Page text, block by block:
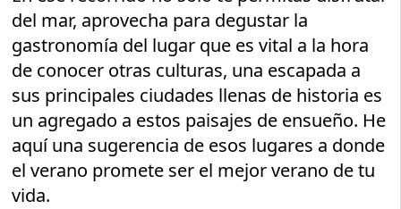
del mar, aprovecha para degustar la
gastronomía del lugar que es vital a la hora
de conocer otras culturas, una escapada a
sus principales ciudades llenas de historia es
un agregado a estos paisajes de ensueño. He
aquí una sugerencia de esos lugares a donde
el verano promete ser el mejor verano de tu
vida.